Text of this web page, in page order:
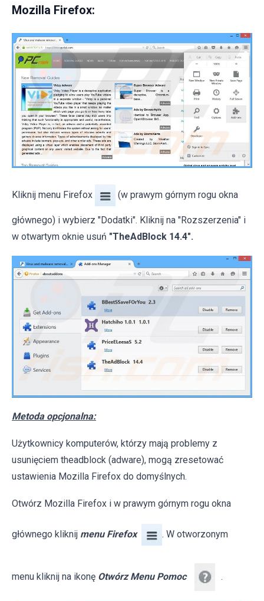
Mozilla Firefox:
Kliknij menu Firefox (w prawym górnym rogu okna
głównego) i wybierz "Dodatki". Kliknij na "Rozszerzenia" i
w otwartym oknie usuń "TheAdBlock 14.4".
Metoda opcjonalna:
Użytkownicy komputerów, którzy mają problemy z
usunięciem theadblock (adware), mogą zresetować
ustawienia Mozilla Firefox do domyślnych.
Otwórz Mozilla Firefox i w prawym górnym rogu okna
głównego kliknij menu Firefox . W otworzonym
menu kliknij na ikonę Otwórz Menu Pomoc .